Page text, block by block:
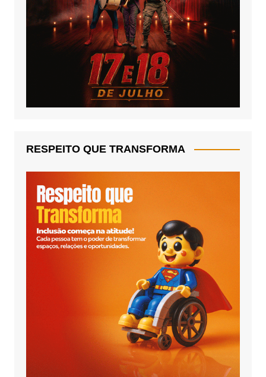
RESPEITO QUE TRANSFORMA